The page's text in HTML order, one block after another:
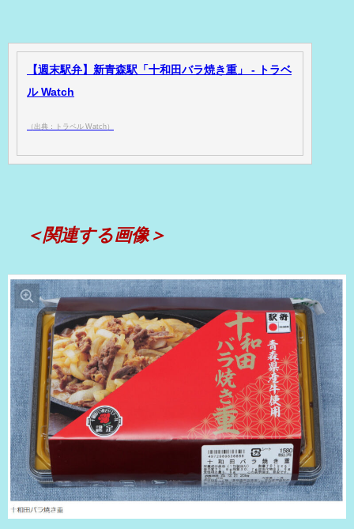
【週末駅弁】新青森駅「十和田バラ焼き重」 - トラベ
ル Watch
（出典：トラベル Watch）
＜関連する画像＞